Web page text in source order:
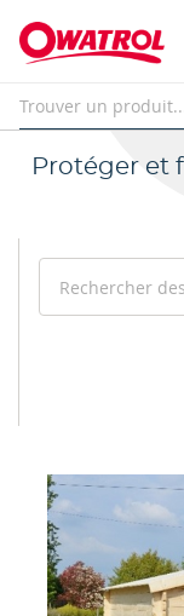
Protéger et